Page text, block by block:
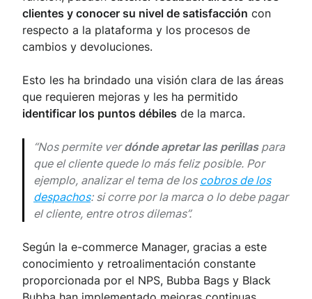
clientes y conocer su nivel de satisfacción con
respecto a la plataforma y los procesos de
cambios y devoluciones.
Esto les ha brindado una visión clara de las áreas
que requieren mejoras y les ha permitido
identificar los puntos débiles de la marca.
“Nos permite verdónde apretar las perillaspara
que el cliente quede lo más feliz posible. Por
ejemplo, analizar el tema de los cobros de los
despachos: si corre por la marca o lo debe pagar
el cliente, entre otros dilemas”.
Según la e-commerce Manager, gracias a este
conocimiento y retroalimentación constante
proporcionada por el NPS, Bubba Bags y Black